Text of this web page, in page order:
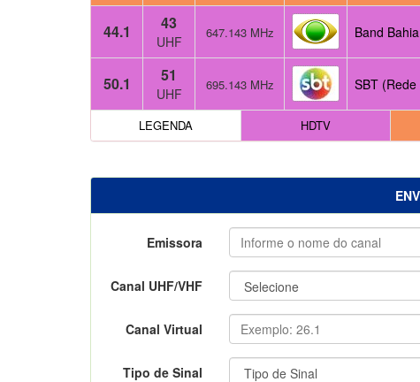
44.1 43
UHF
647.143 MHz Band
50.1 51
UHF
695.143 MHz SBT (Rede
LEGENDA HDTV
Emissora
Canal UHF/VHF
Canal Virtual
Tipo de Sinal